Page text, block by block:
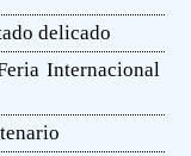
delicado
Internacional